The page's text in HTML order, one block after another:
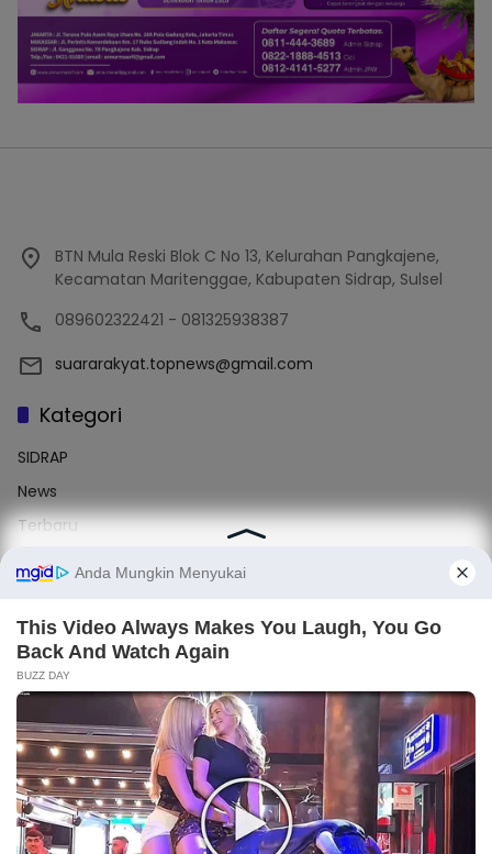
BTN Mula Reski Blok C No 13, Kelurahan Pangkajene,
Kecamatan Maritenggae, Kabupaten Sidrap, Sulsel
089602322421 - 081325938387
suararakyat.topnews@gmail.com
Kategori
SIDRAP
News
Terbaru
Sulsel
Label
#Sidrap
#Makassar
#Nasional
#Enrekang
#Barru
×
Light Dark